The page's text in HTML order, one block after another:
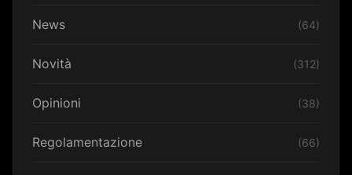
News (64)
Novità (312)
Opinioni (38)
Regolamentazione (66)